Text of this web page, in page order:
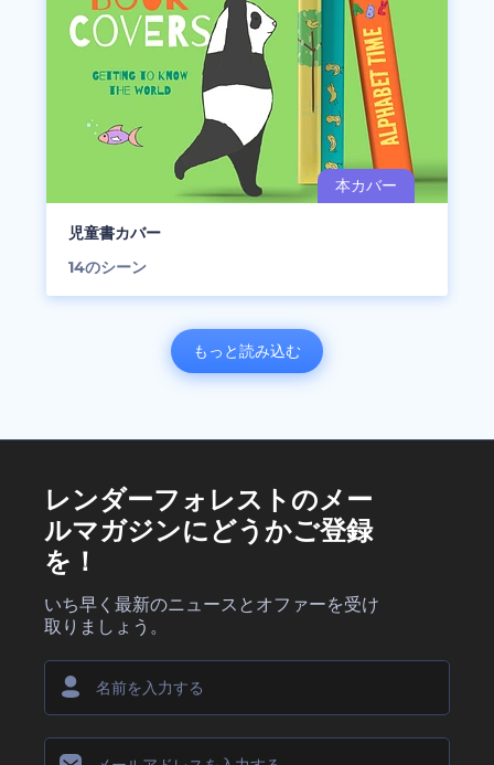
児童書カバー
14のシーン
もっと読み込む
レンダーフォレストのメー
ルマガジンにどうかご登録
を！
いち早く最新のニュースとオファーを受け
取りましょう。